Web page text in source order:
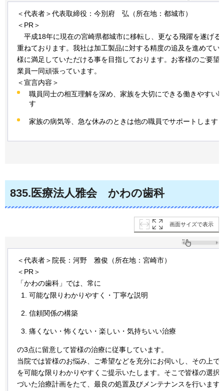
＜代表者＞代表取締役：今別府 弘 （所在地：都城市）
＜PR＞
平成18年に現在の宮崎県都城市に移転し、更なる飛躍を遂げる
重ねております。我社は加工製品に対する精度の追及を進めてい
様に満足していただける事を目指しております。お客様のご要望
業員一同頑張っています。
＜宣言内容＞
職員同士の相互理解を深め、家族を大切にできる働きやすい
す
家族の病気等、急な休みのときは他の職員でサポートします
835.医療法人雅会 かわの歯科
画面サイズで表示
＜代表者＞院長：河野 雅俊（所在地：宮崎市）
＜PR＞
「かわの歯科」では、常に
可能な限りわかりやすく・丁寧な説明
信頼関係の構築
痛くない・怖くない・楽しい・気持ちいい治療
の3点に留意して皆様の治療に従事しています。
当院では皆様のお悩み、ご希望などを充分にお伺いし、その上で
を可能な限りわかりやすくご提示いたします。そこで皆様の選択
づいた治療計画をたて、最良の処置及びメンテナンスを行います